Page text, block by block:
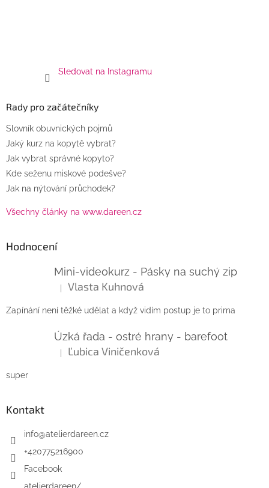
Sledovat na Instagramu
Rady pro začátečníky
Slovník obuvnických pojmů
Jaký kurz na kopytě vybrat?
Jak vybrat správné kopyto?
Kde seženu miskové podešve?
Jak na nýtování průchodek?
Všechny články na www.dareen.cz
Hodnocení
Mini-videokurz - Pásky na suchý zip
Hodnocení produktu je 5 z 5 hvězdiček.
Vlasta Kuhnová
Zapínání není těžké udělat a když vidím postup je to prima
Úzká řada - ostré hrany - barefoot
Hodnocení produktu je 5 z 5 hvězdiček.
Ľubica Viničenková
super
Kontakt
info@atelierdareen.cz
+420775216900
Facebook